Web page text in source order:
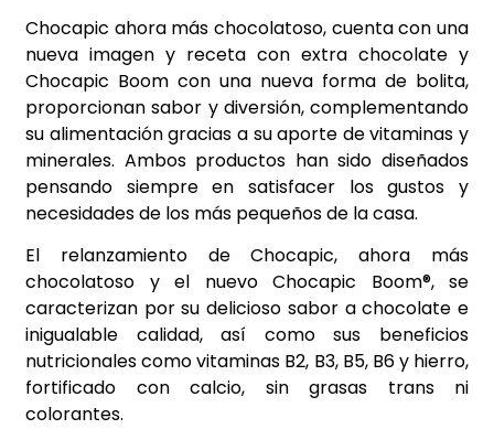
Chocapic ahora más chocolatoso, cuenta con una
nueva imagen y receta con extra chocolate y
Chocapic Boom con una nueva forma de bolita,
proporcionan sabor y diversión, complementando
su alimentación gracias a su aporte de vitaminas y
minerales. Ambos productos han sido diseñados
pensando siempre en satisfacer los gustos y
necesidades de los más pequeños de la casa.
El relanzamiento de Chocapic, ahora más
chocolatoso y el nuevo Chocapic Boom®, se
caracterizan por su delicioso sabor a chocolate e
inigualable calidad, así como sus beneficios
nutricionales como vitaminas B2, B3, B5, B6 y hierro,
fortificado con calcio, sin grasas trans ni
colorantes.